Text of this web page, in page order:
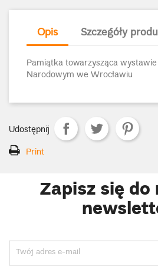
Opis Szczegóły
Pamiątka towarzysząca
Narodowym we Wrocławiu
Udostępnij
Print
Zapisz się do